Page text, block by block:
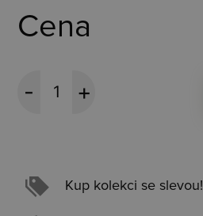
Cena
Kup kolekci se slevou!